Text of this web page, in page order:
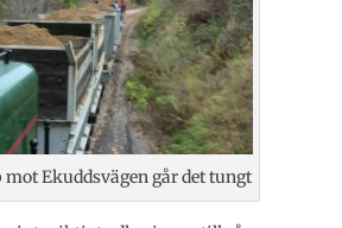
mot Ekuddsvägen går det tungt